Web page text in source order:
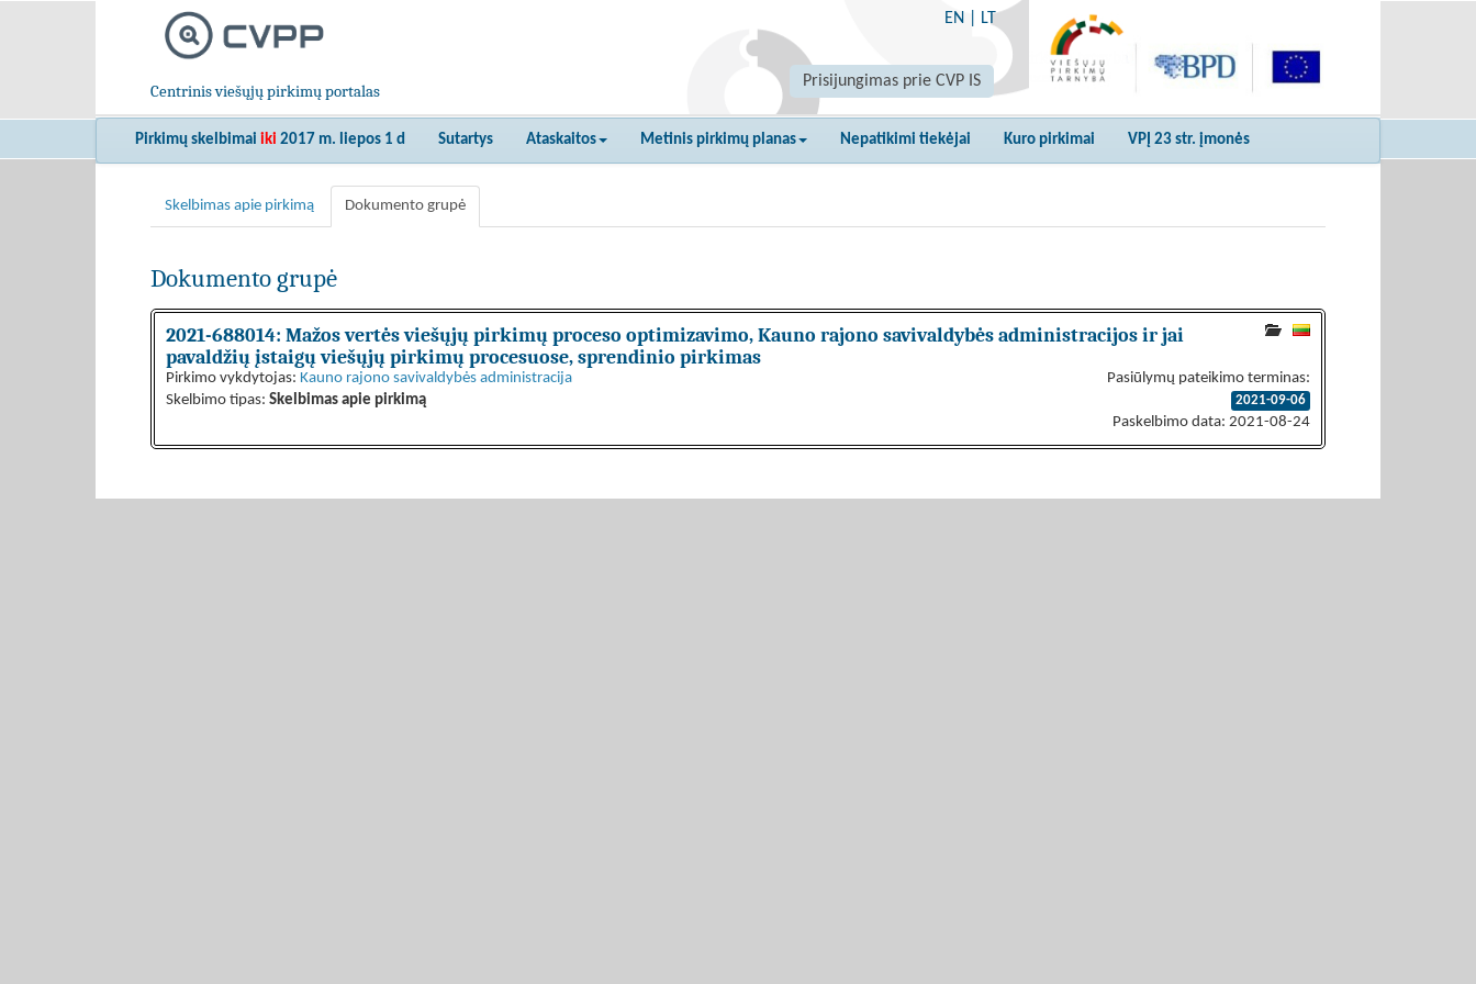
Centrinis viešųjų pirkimų portalas
EN LT
Prisijungimas prie CVP IS
Pirkimų skelbimai iki 2017 m. liepos 1 d Sutartys Ataskaitos Metinis pirkimų planas Nepatikimi tiekėjai Kuro pirkimai VPĮ 23 str. įmonės
Skelbimas apie pirkimą Dokumento grupė
Dokumento grupė
2021-688014: Mažos vertės viešųjų pirkimų proceso optimizavimo, Kauno rajono savivaldybės administracijos ir jai
pavaldžių įstaigų viešųjų pirkimų procesuose, sprendinio pirkimas
Pirkimo vykdytojas: Kauno rajono savivaldybės administracija
Skelbimo tipas: Skelbimas apie pirkimą
Pasiūlymų pateikimo terminas:
2021-09-06
Paskelbimo data: 2021-08-24